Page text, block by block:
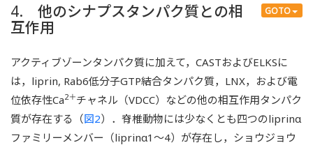
GOTO
4. 他のシナプスタンパク質との相
互作用
アクティブゾーンタンパク質に加えて，CASTおよびELKSに
は，liprin, Rab6低分子GTP結合タンパク質，LNX，および電
位依存性Ca2＋チャネル（VDCC）などの他の相互作用タンパク
質が存在する（図2）．脊椎動物には少なくとも四つのliprinα
ファミリーメンバー（liprinα1～4）が存在し，ショウジョウ